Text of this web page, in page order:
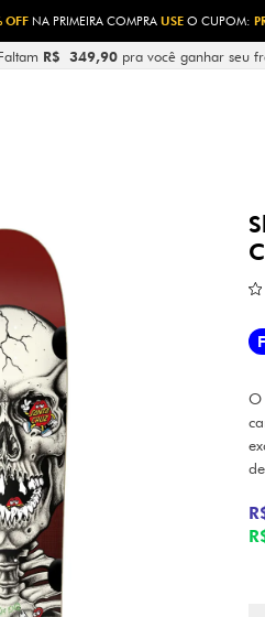
OFFNA PRIMEIRA COMPRA USE O CUPOM:
R$ 349,90 pra você ganhar seu
O